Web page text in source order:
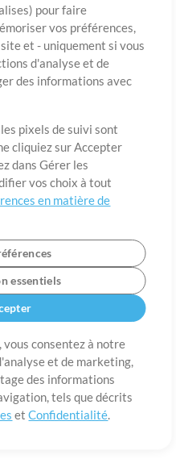
pour faire
vos préférences,
et - uniquement si vous
d'analyse et de
des informations avec
pixels de suivi sont
cliquiez sur Accepter
dans Gérer les
vos choix à tout
en matière de
essentiels
consentez à notre
et de marketing,
des informations
tels que décrits
etConfidentialité.
Connexion
Contact
Tous droits réservés.